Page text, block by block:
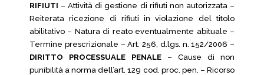
RIFIUTI – Attività di gestione di rifiuti non autorizzata –
Reiterata ricezione di rifiuti in violazione del titolo
abilitativo – Natura di reato eventualmente abituale –
Termine prescrizionale – Art. 256, d.lgs. n. 152/2006 –
DIRITTO PROCESSUALE PENALE – Cause di non
punibilità a norma dell’art. 129 cod. proc. pen. – Ricorso